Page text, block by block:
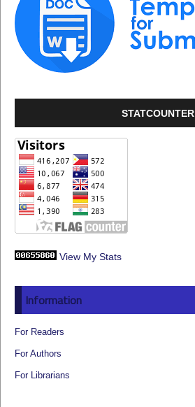
STATCOUNTER
View My Stats
Information
For Readers
For Authors
For Librarians